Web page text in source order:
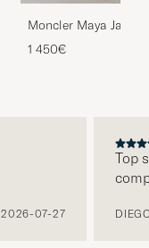
Moncler Maya
1 450€
2026-07-27
Top